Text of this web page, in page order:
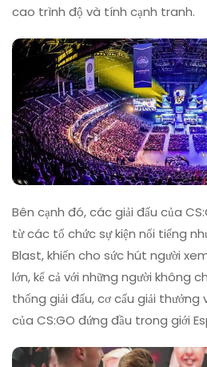
cao trình độ và tính cạnh tranh.
Bên cạnh đó, các giải đấu của
từ các tổ chức sự kiện nổi tiếng
Blast, khiến cho sức hút người
lớn, kể cả với những người không
thống giải đấu, cơ cấu giải
của CS:GO đứng đầu trong giới